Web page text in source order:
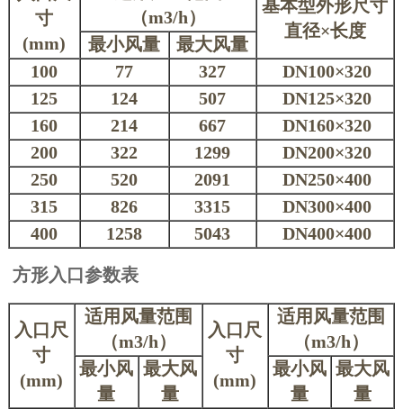
寸
(mm)
（m3/h）
基本型外形尺寸
直径×长度
最小风量
最大风量
100
77 327 DN100×320
125
124 507 DN125×320
160
214 667 DN160×320
200
322 1299 DN200×320
250
520 2091 DN250×400
315
826 3315 DN300×400
400
1258 5043 DN400×400
方形入口参数表
入口尺
寸
(mm)
适用风量范围
（m3/h）
入口尺
寸
(mm)
适用风量范围
（m3/h）
最小风
量
最大风
量
最小风
量
最大风
量